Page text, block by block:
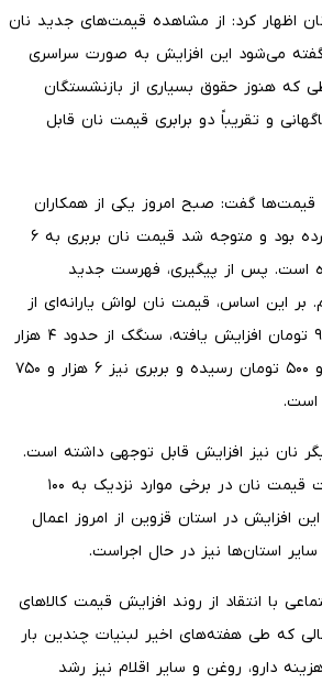
اظهار کرد: از مشاهده قیمت‌های جدید نان
می‌شود این افزایش به صورت سراسری
که هنوز حقوق بسیاری از بازنشستگان
و تقریباً دو برابری قیمت نان قابل
قیمت‌ها گفت: صبح امروز یکی از همکاران
برای خرید نان مراجعه کرده بود و متوجه شد قیمت نان بربری به ۶
رسیده است. پس از پیگیری، فهرست جدید
بر این اساس، قیمت نان لواش یارانه‌ای از
هزار تومان به هزار و ۹۰۰ تومان افزایش یافته، سنگک از حدود ۴ هزار
و ۵۰۰ تومان به ۸ هزار و ۵۰۰ تومان رسیده و بربری نیز ۶ هزار و ۷۵۰
است.
نان نیز افزایش قابل توجهی داشته است.
به طور کلی می‌توان گفت قیمت نان در برخی موارد نزدیک به ۱۰۰
افزایش در استان قزوین از امروز اعمال
استان‌ها نیز در حال اجراست.
با انتقاد از روند افزایش قیمت کالاهای
که طی هفته‌های اخیر لبنیات چندین بار
دارو، روغن و سایر اقلام نیز رشد